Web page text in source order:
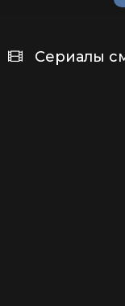
Сериалы